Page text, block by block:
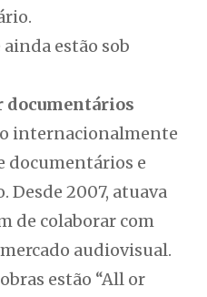
estão sob
documentários
internacionalmente
documentários e
Desde 2007, atuava
de colaborar com
audiovisual.
estão “All or